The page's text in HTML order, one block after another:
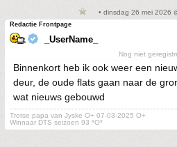
• dinsdag 26 mei 2026
Redactie Frontpage
_UserName_
Nog niet
Binnenkort heb ik ook weer een
deur, de oude flats gaan naar de
wat nieuws gebouwd
Trotse papa van Jyske O+ 07-03-2025 O+
Winnaar DTS seizoen 93 *O*